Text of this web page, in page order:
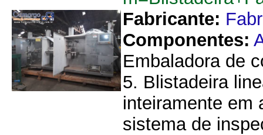
Fabricante:
Componentes:
Embaladora de
5. Blistadeira
inteiramente em
sistema de